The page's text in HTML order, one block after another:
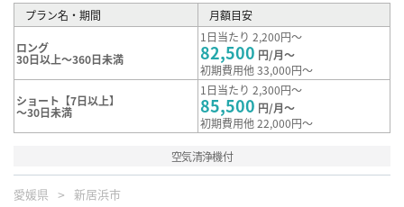
プラン名・期間 月額目安
ロング
30日以上～360日未満
1日当たり 2,200円～
82,500 円/月～
初期費用他 33,000円～
ショート【7日以上】
～30日未満
1日当たり 2,300円～
85,500 円/月～
初期費用他 22,000円～
空気清浄機付
愛媛県 新居浜市